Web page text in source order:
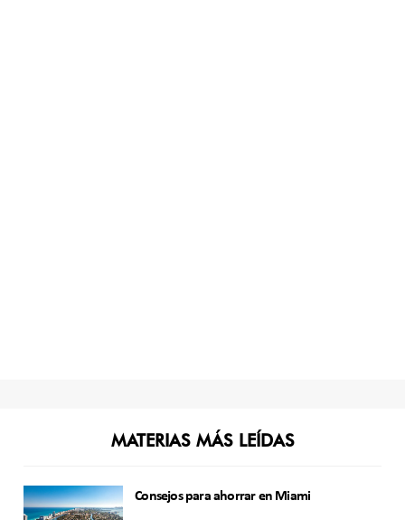
MATERIAS MÁS LEÍDAS
Consejos para ahorrar en Miami